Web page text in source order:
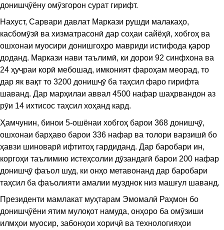
донишҷӯёну омӯзгорон сурат гирифт.
Нахуст, Сарвари давлат Маркази рушди малакаҳо,
касбомӯзӣ ва хизматрасонӣ дар соҳаи сайёҳӣ, хобгоҳ ва
ошхонаи муосири донишгоҳро мавриди истифода қарор
доданд. Маркази нави таълимӣ, ки дорои 92 синфхона ва
24 ҳуҷраи корӣ мебошад, имконият фароҳам меорад, то
дар як вақт то 3200 донишҷӯ ба таҳсил фаро гирифта
шаванд. Дар марҳилаи аввал 4500 нафар шаҳрвандон аз
рӯи 14 ихтисос таҳсил хоҳанд кард.
Ҳамчунин, бинои 5-ошёнаи хобгоҳ барои 368 донишҷӯ,
ошхонаи барҳаво барои 336 нафар ва толори варзишӣ бо
ҳавзи шиноварӣ ифтитоҳ гардиданд. Дар баробари ин,
коргоҳи таълимию истеҳсолии дӯзандагӣ барои 200 нафар
донишҷӯ фаъол шуд, ки онҳо метавонанд дар баробари
таҳсил ба фаъолияти амалии музднок низ машғул шаванд.
Президенти мамлакат муҳтарам Эмомалӣ Раҳмон бо
донишҷӯёни ятим мулоқот намуда, онҳоро ба омӯзиши
илмҳои муосир, забонҳои хориҷӣ ва технологияҳои